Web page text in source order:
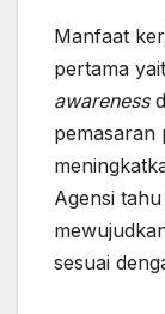
Manfaat
pertama
awareness
pemasaran
Agensi
sesuai